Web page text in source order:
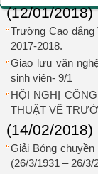
(12/01/2018)
Trường Cao đẳng
2017-2018.
Giao lưu văn
sinh viên- 9/1
HỘI NGHỊ
THUẬT VỀ
(14/02/2018)
Giải Bóng
(26/3/1931 – 26/